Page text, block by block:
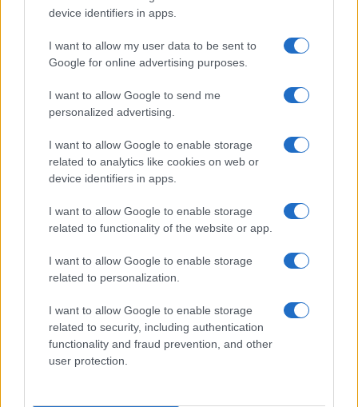
device identifiers in apps.
I want to allow my user data to be sent to
Google for online advertising purposes.
I want to allow Google to send me
personalized advertising.
I want to allow Google to enable storage
related to analytics like cookies on web or
device identifiers in apps.
I want to allow Google to enable storage
related to functionality of the website or app.
I want to allow Google to enable storage
related to personalization.
I want to allow Google to enable storage
related to security, including authentication
functionality and fraud prevention, and other
user protection.
Claude supera ChatGPT dopo lo
diEnrico Foscarini
nicolaporro.it